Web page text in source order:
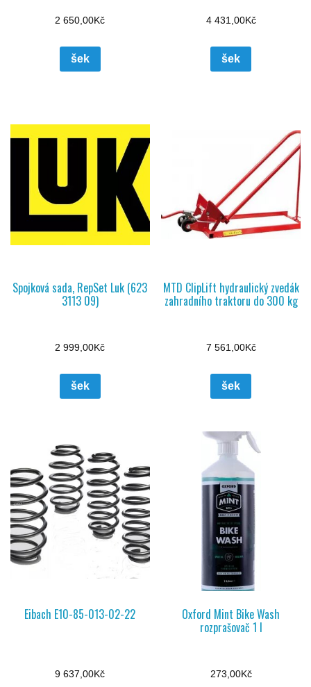
2 650,00Kč
šek
4 431,00Kč
šek
Spojková sada, RepSet Luk (623
3113 09)
2 999,00Kč
šek
MTD ClipLift hydraulický zvedák
zahradního traktoru do 300 kg
7 561,00Kč
šek
Eibach E10-85-013-02-22
9 637,00Kč
Oxford Mint Bike Wash
rozprašovač 1 l
273,00Kč